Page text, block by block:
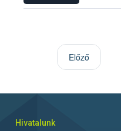
Előző
Hivatalunk